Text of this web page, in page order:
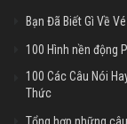
Bạn Đã Biết Gì Về
100 Hình nền động
100 Các Câu Nói
Thức